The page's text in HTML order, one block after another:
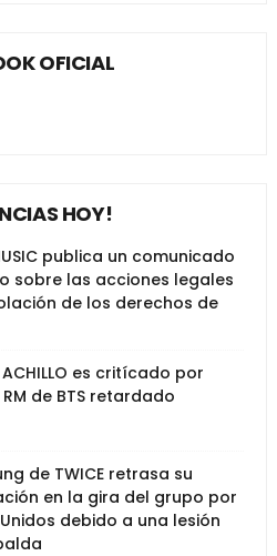
OFICIAL
HOY!
publica un comunicado
sobre las acciones legales
de los derechos de
es critícado por
de BTS retardado
de TWICE retrasa su
en la gira del grupo por
debido a una lesión